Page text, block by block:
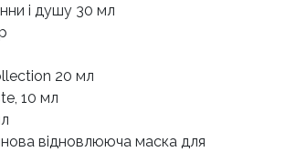
і душу 30 мл
20 мл
10 мл
відновлююча маска для